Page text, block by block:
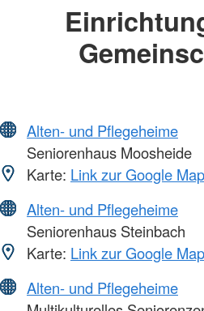
Alten- und Pflegeheime
Seniorenhaus Moosheide
Karte: Link zur Google
Alten- und Pflegeheime
Seniorenhaus Steinbach
Karte: Link zur Google
Alten- und Pflegeheime